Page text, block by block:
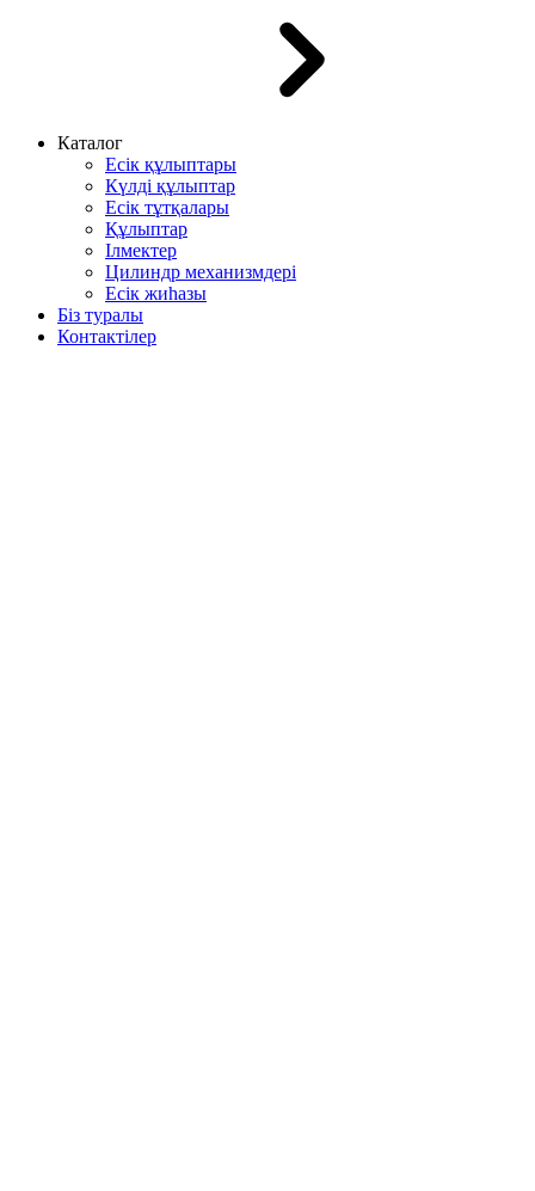
Каталог
Есік құлыптары
Күлді құлыптар
Есік тұтқалары
Құлыптар
Ілмектер
Цилиндр механизмдері
Есік жиһазы
Біз туралы
Контактілер